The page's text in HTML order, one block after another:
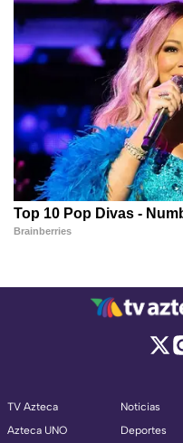
TV Azteca
Azteca UNO
Noticias
Deportes